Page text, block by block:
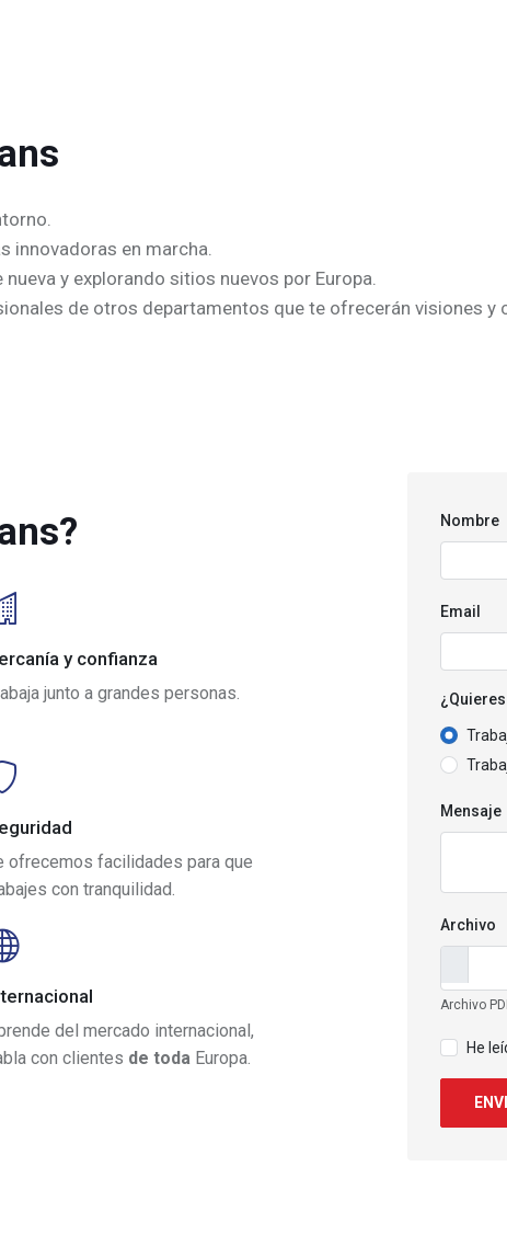
innovadoras en marcha.
y explorando sitios nuevos por Europa.
de otros departamentos que te ofrecerán visiones
y confianza
junto a grandes personas.
ofrecemos facilidades para que
con tranquilidad.
del mercado internacional,
con clientes de toda Europa.
Nombre
Email
Mensaje
Archivo
Archivo
He